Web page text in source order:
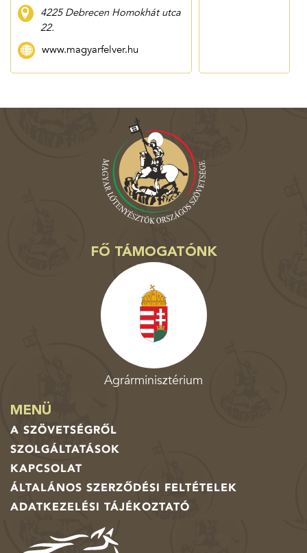
4225 Debrecen Homokhát utca
22.
www.magyarfelver.hu
FŐ TÁMOGATÓNK
Agrárminisztérium
MENÜ
A SZÖVETSÉGRŐL
SZOLGÁLTATÁSOK
KAPCSOLAT
ÁLTALÁNOS SZERZŐDÉSI FELTÉTELEK
ADATKEZELÉSI TÁJÉKOZTATÓ